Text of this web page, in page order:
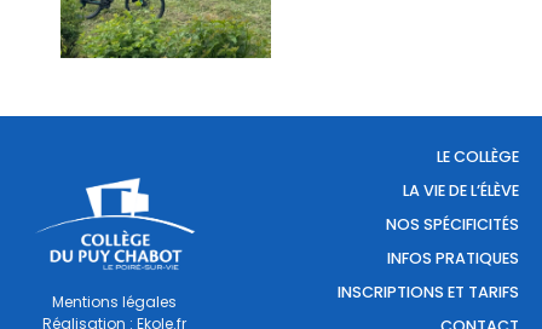
Mentions légales
Réalisation : Ekole.fr
LE COLLÈGE
LA VIE DE L’ÉLÈVE
NOS SPÉCIFICITÉS
INFOS PRATIQUES
INSCRIPTIONS ET TARIFS